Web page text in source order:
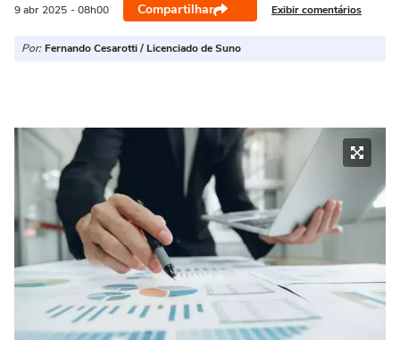
9 abr 2025 - 08h00 Compartilhar Exibir comentários
Por: Fernando Cesarotti / Licenciado de Suno